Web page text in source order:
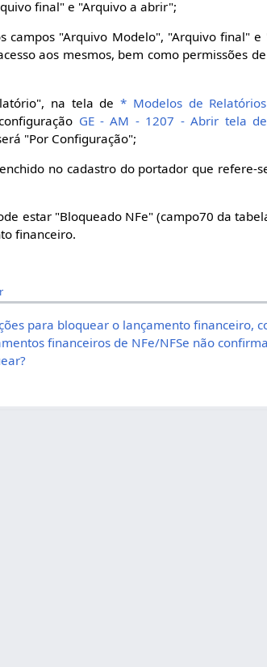
final" e "Arquivo a abrir";
campos "Arquivo Modelo", "Arquivo final"
aos mesmos, bem como permissões
na tela de* Modelos de Relatórios
GE - AM - 1207 - Abrir tela
"Por Configuração";
no cadastro do portador que refere-
estar "Bloqueado NFe" (campo70 da
financeiro.
para bloquear o lançamento financeiro,
financeiros de NFe/NFSe não